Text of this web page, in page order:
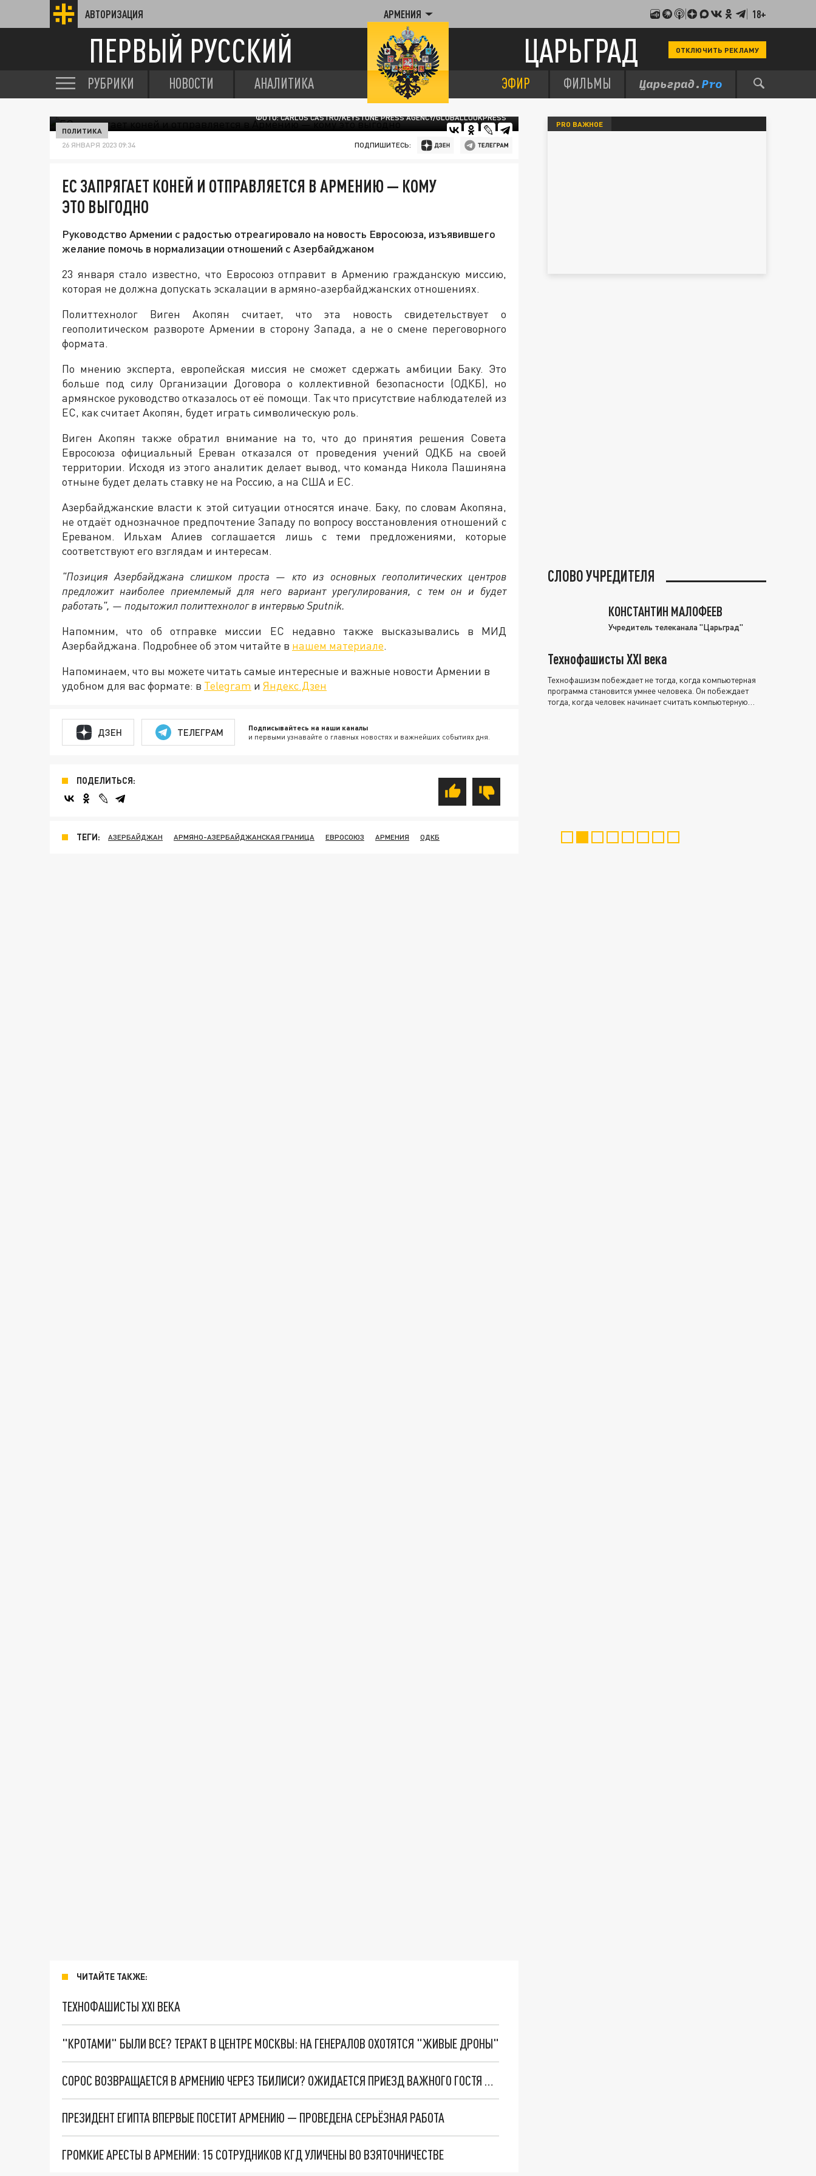
АВТОРИЗАЦИЯ АРМЕНИЯ 18+
ПЕРВЫЙ РУССКИЙ ЦАРЬГРАД ОТКЛЮЧИТЬ РЕКЛАМУ
РУБРИКИ НОВОСТИ АНАЛИТИКА ЭФИР ФИЛЬМЫ
ФОТО: CARLOS CASTRO/KEYSTONE PRESS AGENCY/GLOBALLOOKPRESS
ПОЛИТИКА
26 ЯНВАРЯ 2023 09:34 ПОДПИШИТЕСЬ:
ЕС ЗАПРЯГАЕТ КОНЕЙ И ОТПРАВЛЯЕТСЯ В АРМЕНИЮ — КОМУ
ЭТО ВЫГОДНО
Руководство Армении с радостью отреагировало на новость Евросоюза, изъявившего
желание помочь в нормализации отношений с Азербайджаном
23 января стало известно, что Евросоюз отправит в Армению гражданскую миссию,
которая не должна допускать эскалации в армяно-азербайджанских отношениях.
Политтехнолог Виген Акопян считает, что эта новость свидетельствует о
геополитическом развороте Армении в сторону Запада, а не о смене переговорного
формата.
По мнению эксперта, европейская миссия не сможет сдержать амбиции Баку. Это
больше под силу Организации Договора о коллективной безопасности (ОДКБ), но
армянское руководство отказалось от её помощи. Так что присутствие наблюдателей из
ЕС, как считает Акопян, будет играть символическую роль.
Виген Акопян также обратил внимание на то, что до принятия решения Совета
Евросоюза официальный Ереван отказался от проведения учений ОДКБ на своей
территории. Исходя из этого аналитик делает вывод, что команда Никола Пашиняна
отныне будет делать ставку не на Россию, а на США и ЕС.
Азербайджанские власти к этой ситуации относятся иначе. Баку, по словам Акопяна,
не отдаёт однозначное предпочтение Западу по вопросу восстановления отношений с
Ереваном. Ильхам Алиев соглашается лишь с теми предложениями, которые
соответствуют его взглядам и интересам.
"Позиция Азербайджана слишком проста — кто из основных геополитических центров
предложит наиболее приемлемый для него вариант урегулирования, с тем он и будет
работать", — подытожил политтехнолог в интервью Sputnik.
Напомним, что об отправке миссии ЕС недавно также высказывались в МИД
Азербайджана. Подробнее об этом читайте в нашем материале.
Напоминаем, что вы можете читать самые интересные и важные новости Армении в
удобном для вас формате: в Telegram и Яндекс.Дзен
ДЗЕН ТЕЛЕГРАМ Подписывайтесь на наши каналы
и первыми узнавайте о главных новостях и важнейших событиях дня.
ПОДЕЛИТЬСЯ:
ТЕГИ: АЗЕРБАЙДЖАН АРМЯНО-АЗЕРБАЙДЖАНСКАЯ ГРАНИЦА ЕВРОСОЮЗ АРМЕНИЯ ОДКБ
ЧИТАЙТЕ ТАКЖЕ:
ТЕХНОФАШИСТЫ XXI ВЕКА
"КРОТАМИ" БЫЛИ ВСЕ? ТЕРАКТ В ЦЕНТРЕ МОСКВЫ: НА ГЕНЕРАЛОВ ОХОТЯТСЯ "ЖИВЫЕ ДРОНЫ"
СОРОС ВОЗВРАЩАЕТСЯ В АРМЕНИЮ ЧЕРЕЗ ТБИЛИСИ? ОЖИДАЕТСЯ ПРИЕЗД ВАЖНОГО ГОСТЯ В ЕРЕВАН
ПРЕЗИДЕНТ ЕГИПТА ВПЕРВЫЕ ПОСЕТИТ АРМЕНИЮ — ПРОВЕДЕНА СЕРЬЁЗНАЯ РАБОТА
ГРОМКИЕ АРЕСТЫ В АРМЕНИИ: 15 СОТРУДНИКОВ КГД УЛИЧЕНЫ ВО ВЗЯТОЧНИЧЕСТВЕ
PRO ВАЖНОЕ
СЛОВО УЧРЕДИТЕЛЯ
КОНСТАНТИН МАЛОФЕЕВ
Учредитель телеканала "Царьград"
Технофашисты XXI века
Технофашизм побеждает не тогда, когда компьютерная
программа становится умнее человека. Он побеждает
тогда, когда человек начинает считать компьютерную